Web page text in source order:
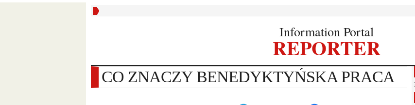
Information Portal
REPORTER
CO ZNACZY BENEDYKTYŃSKA PRACA